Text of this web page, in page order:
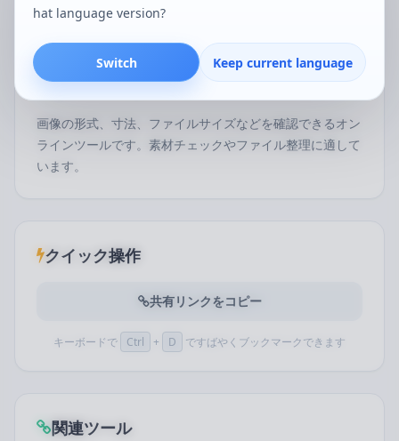
このツールについて
画像の形式、寸法、ファイルサイズなどを確認できるオン
ラインツールです。素材チェックやファイル整理に適して
います。
クイック操作
共有リンクをコピー
キーボードで Ctrl + D ですばやくブックマークできます
関連ツール
hat language version?
Switch Keep current language